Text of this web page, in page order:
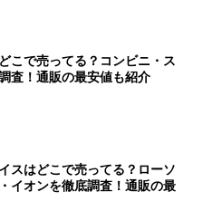
こで売ってる？コンビニ・ス
査！通販の最安値も紹介
スはどこで売ってる？ローソ
イオンを徹底調査！通販の最